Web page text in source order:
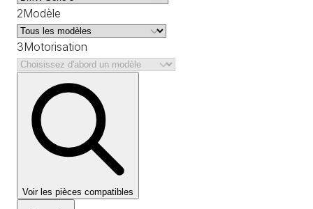
2Modèle
3Motorisation
Voir les pièces compatibles